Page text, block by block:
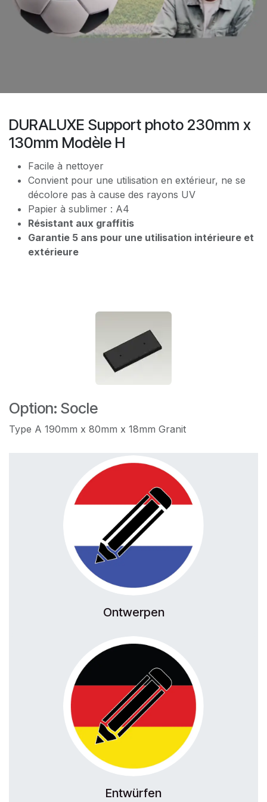
DURALUXE Support photo 230mm x
130mm Modèle H
Facile à nettoyer
Convient pour une utilisation en extérieur, ne se
décolore pas à cause des rayons UV
Papier à sublimer : A4
Résistant aux graffitis
Garantie 5 ans pour une utilisation intérieure et
extérieure
Option: Socle
Type A 190mm x 80mm x 18mm Granit
Ontwerpen
Entwürfen